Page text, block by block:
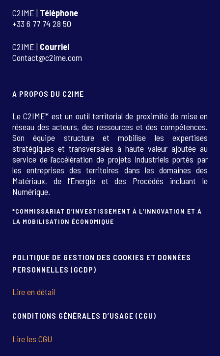
C2IME | Téléphone
+33 6 77 74 28 50
C2IME | Courriel
Contact@c2ime.com
A PROPOS DU C2IME
Le C2IME* est un outil territorial de proximité de mise en
réseau des acteurs, des ressources et des compétences.
Son équipe structure et mobilise les expertises
stratégiques et transversales à haute valeur ajoutée au
service de l’accélération de projets industriels portés par
les entreprises des territoires dans les domaines des
Matériaux, de l’Energie et des Procédés incluant le
Numérique.
*COMMISSARIAT D’INVESTISSEMENT À L’INNOVATION ET À
LA MOBILISATION ÉCONOMIQUE
POLITIQUE DE GESTION DES COOKIES ET DONNÉES
PERSONNELLES (GCDP)
Lire en détail
CONDITIONS GÉNÉRALES D’USAGE (CGU)
Lire les CGU